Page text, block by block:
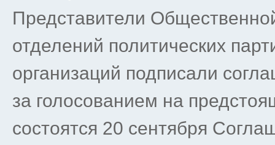
Представители
отделений политических
организаций подписали
за голосованием на
состоятся 20 сентября